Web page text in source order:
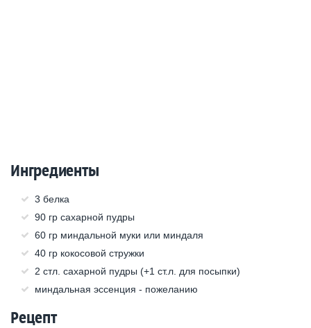
Ингредиенты
3 белка
90 гр сахарной пудры
60 гр миндальной муки или миндаля
40 гр кокосовой стружки
2 стл. сахарной пудры (+1 ст.л. для посыпки)
миндальная эссенция - пожеланию
Рецепт